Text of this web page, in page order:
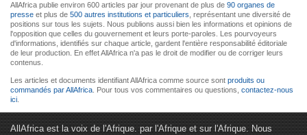
AllAfrica publie environ 600 articles par jour provenant de plus de 90 organes de
presse et plus de 500 autres institutions et particuliers , représentant une diversité de
positions sur tous les sujets. Nous publions aussi bien les informations et opinions de
l'opposition que celles du gouvernement et leurs porte-paroles. Les pourvoyeurs
d'informations, identifiés sur chaque article, gardent l'entière responsabilité éditoriale
de leur production. En effet AllAfrica n'a pas le droit de modifier ou de corriger leurs
contenus.
Les articles et documents identifiant AllAfrica comme source sont produits ou
commandés par AllAfrica . Pour tous vos commentaires ou questions, contactez-nous
ici
AllAfrica est la voix de l'Afrique. par l'Afrique et sur l'Afrique. Nous